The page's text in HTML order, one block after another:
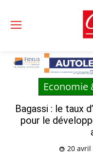
Economie
Bagassi : le taux
pour le
20 avril